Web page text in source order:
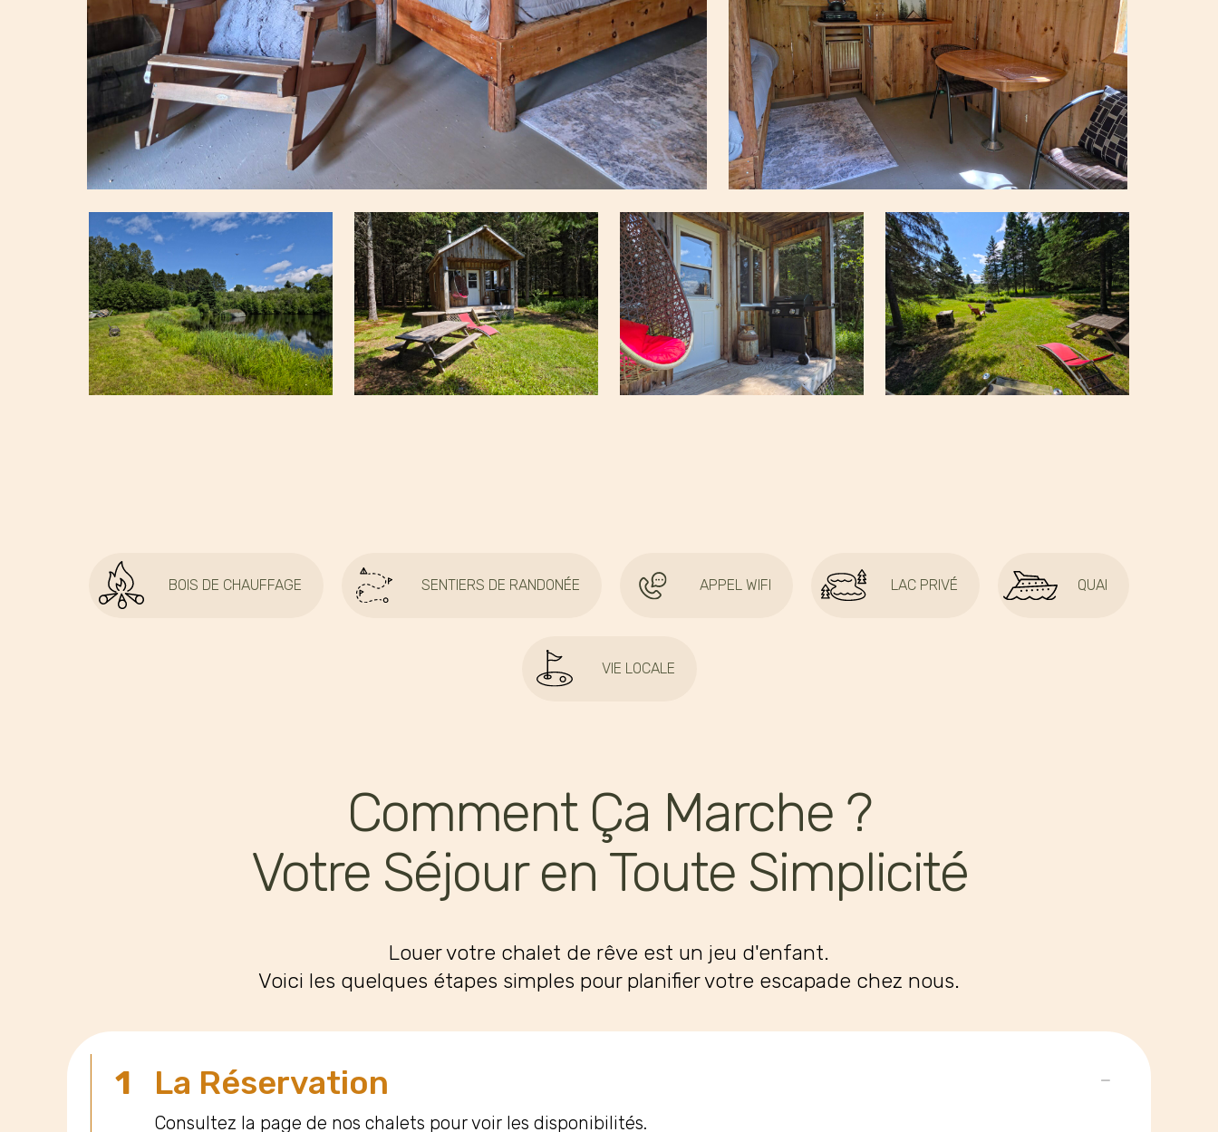
BOIS DE CHAUFFAGE SENTIERS DE RANDONÉE APPEL WIFI LAC PRIVÉ QUAI
VIE LOCALE
Comment Ça Marche ?
Votre Séjour en Toute Simplicité
Louer votre chalet de rêve est un jeu d'enfant.
Voici les quelques étapes simples pour planifier votre escapade chez nous.
1 La Réservation
Consultez la page de nos chalets pour voir les disponibilités.